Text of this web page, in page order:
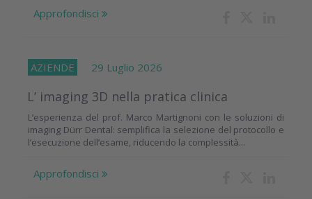
Approfondisci
AZIENDE 29 Luglio 2026
L’ imaging 3D nella pratica clinica
L’esperienza del prof. Marco Martignoni con le soluzioni di
imaging Dürr Dental: semplifica la selezione del protocollo e
l’esecuzione dell’esame, riducendo la complessità...
Approfondisci